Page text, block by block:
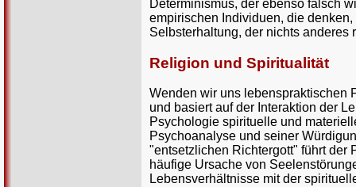
Determinismus, der ebenso falsch
empirischen Individuen, die
Selbsterhaltung, der nichts
Religion und Spiritualität
Wenden wir uns lebenspraktischen
und basiert auf der Interaktion der
Psychologie spirituelle und
Psychoanalyse und seiner
"entsetzlichen Richtergott" führt der
häufige Ursache von
Lebensverhältnisse mit der